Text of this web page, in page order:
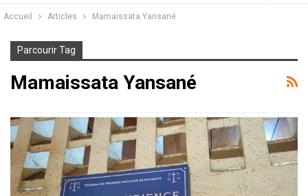
Accueil Articles Mamaissata Yansané
Parcourir Tag
Mamaissata Yansané